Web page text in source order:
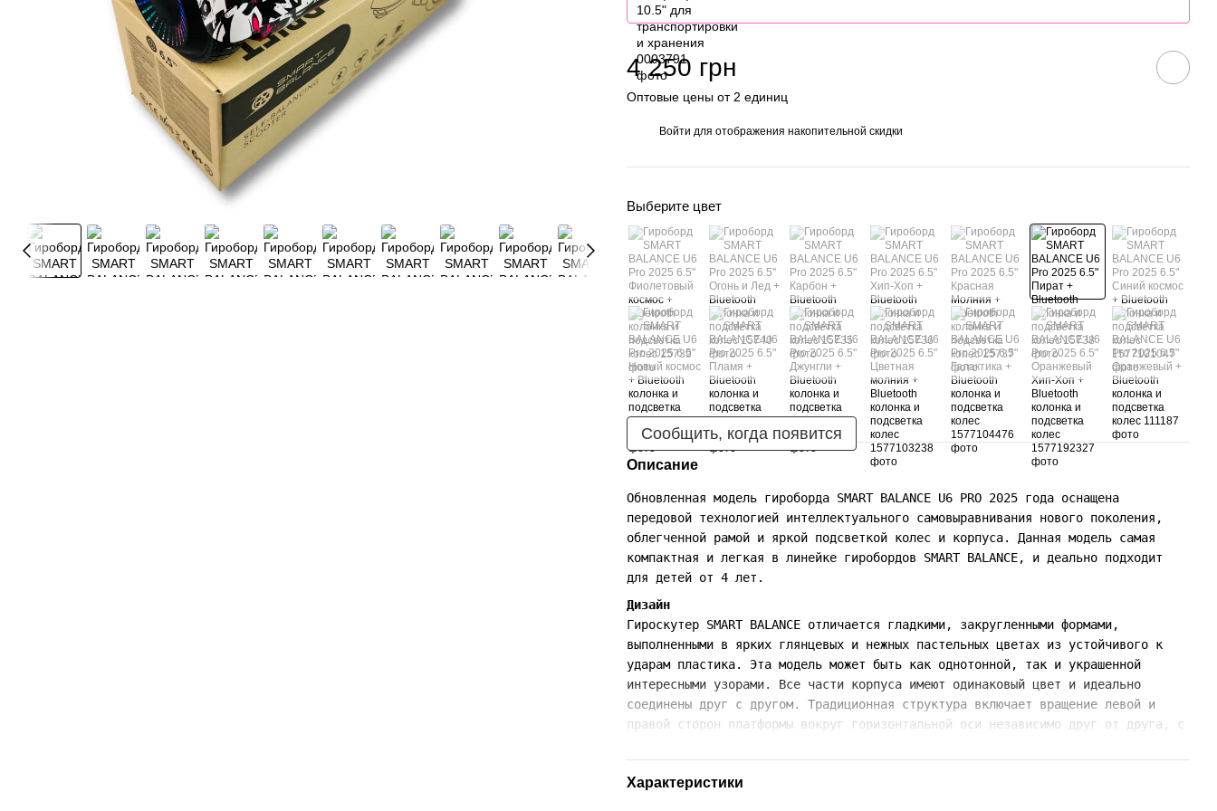
4 250 грн
Оптовые цены от 2 единиц
Войти для отображения накопительной скидки
Выберите цвет
Сообщить, когда появится
Описание
Обновленная модель гироборда SMART BALANCE U6 PRO 2025 года оснащена
передовой технологией интеллектуального самовыравнивания нового поколения,
облегченной рамой и яркой подсветкой колес и корпуса. Данная модель самая
компактная и легкая в линейке гиробордов SMART BALANCE, и деально подходит
для детей от 4 лет.
Дизайн
Гироскутер SMART BALANCE отличается гладкими, закругленными формами,
выполненными в ярких глянцевых и нежных пастельных цветах из устойчивого к
ударам пластика. Эта модель может быть как однотонной, так и украшенной
интересными узорами. Все части корпуса имеют одинаковый цвет и идеально
соединены друг с другом. Традиционная структура включает вращение левой и
правой сторон платформы вокруг горизонтальной оси независимо друг от друга, с
активирующиеся при давлении. Благодаря современной электронике, занять
правильную позицию для управления не составит трудностей даже для начинающих
Характеристики